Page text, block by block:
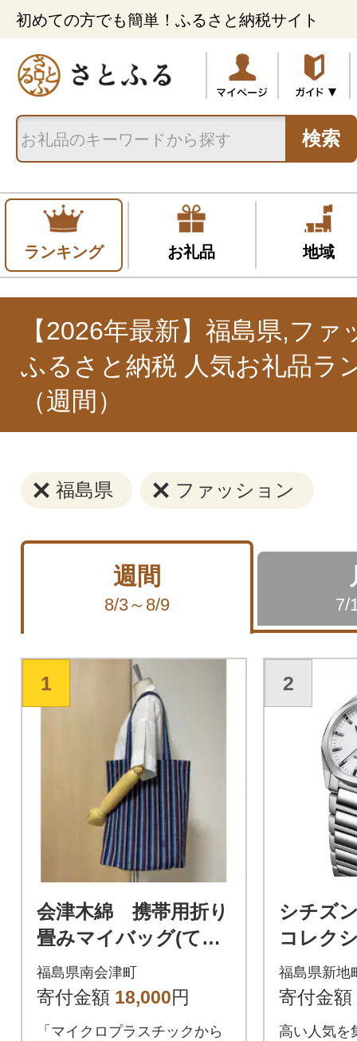
初めての方でも簡単！ふるさと納税サイト
検索
ランキング お礼品 地域
【2026年最新】福島県,ファ
ふるさと納税 人気お礼品ラ
（週間）
福島県 ファッション
週間
8/3～8/9 7/
1
会津木綿 携帯用折り
畳みマイバッグ(てり
縞)
福島県南会津町
寄付金額 18,000円
「マイクロプラスチックから
2
シチズ
コレク
ズ
福島県新地
寄付金額
高い人気を